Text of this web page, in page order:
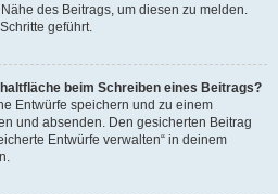
des Beitrags, um diesen zu melden.
geführt.
beim Schreiben eines Beitrags?
Entwürfe speichern und zu einem
und absenden. Den gesicherten Beitrag
Entwürfe verwalten“ in deinem